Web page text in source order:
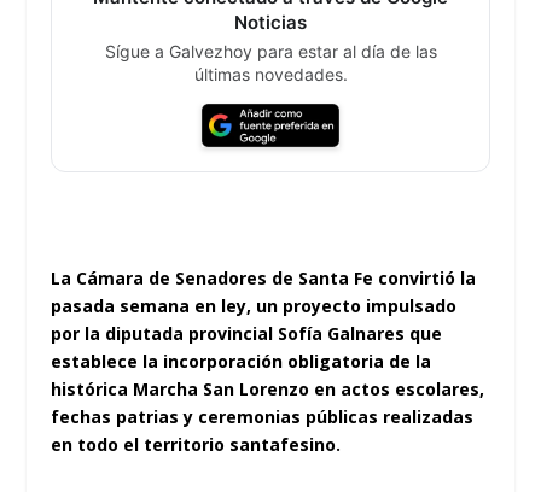
Noticias
Sígue a Galvezhoy para estar al día de las
últimas novedades.
La Cámara de Senadores de Santa Fe convirtió la
pasada semana en ley, un proyecto impulsado
por la diputada provincial Sofía Galnares que
establece la incorporación obligatoria de la
histórica Marcha San Lorenzo en actos escolares,
fechas patrias y ceremonias públicas realizadas
en todo el territorio santafesino.